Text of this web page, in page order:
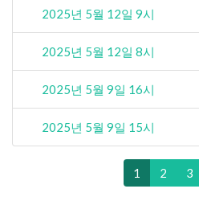
2025년 5월 12일 9시
2025년 5월 12일 8시
2025년 5월 9일 16시
2025년 5월 9일 15시
1 2 3